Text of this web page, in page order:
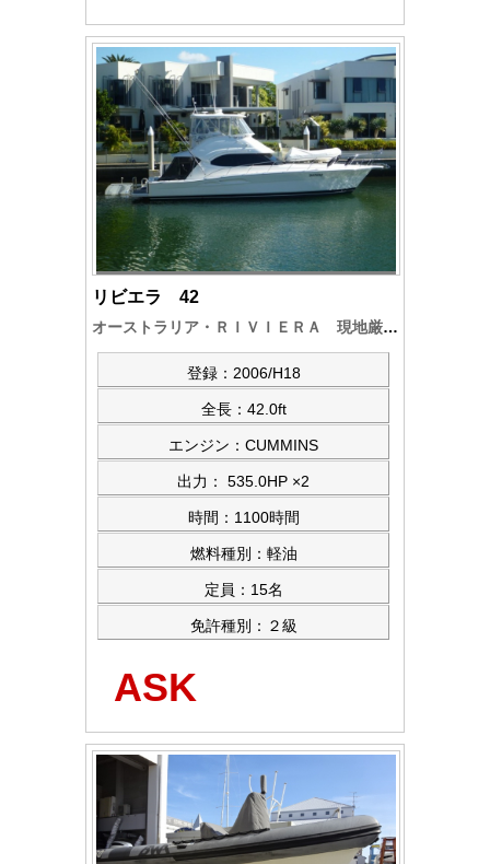
リビエラ 42
オーストラリア・ＲＩＶＩＥＲＡ 現地厳選中古艇
登録：2006/H18
全長：42.0ft
エンジン：CUMMINS
出力： 535.0HP ×2
時間：1100時間
燃料種別：軽油
定員：15名
免許種別：２級
ASK